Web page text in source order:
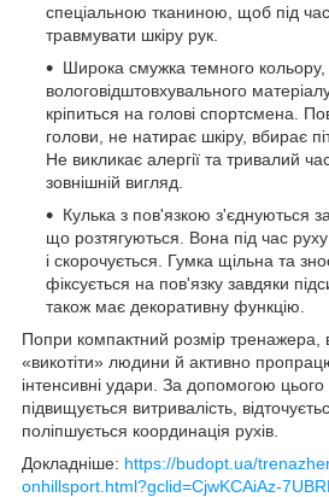
спеціальною тканиною, щоб під
травмувати шкіру рук.
Широка смужка темного кольору,
вологовідштовхувального
кріпиться на голові спортсмена.
голови, не натирає шкіру, вбирає
Не викликає алергії та тривалий
зовнішній вигляд.
Кулька з пов'язкою з'єднуються
що розтягуються. Вона під час
і скорочується. Гумка щільна та
фіксується на пов'язку завдяки
також має декоративну функцію.
Попри компактний розмір тренажера,
«викотіти» людини й активно
інтенсивні удари. За допомогою
підвищується витривалість,
поліпшується координація рухів.
Докладніше: https://budopt.ua/
onhillsport.html?gclid=CjwKCAiAz-